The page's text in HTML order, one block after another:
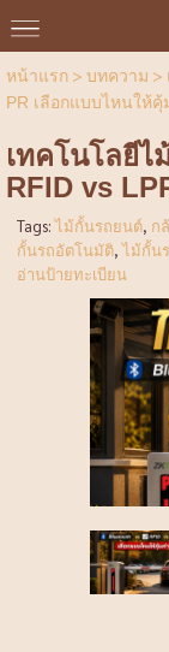
หน้าแรก> บทความ >
PR เลือกแบบไหนให้คุ้
เทคโนโลยี
RFID vs
Tags:ไม้กั้นรถยนต์, ก
กั้นรถอัตโนมัติ,ไม้กั้น
อ่านป้ายทะเบียน